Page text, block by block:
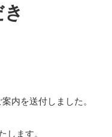
内を送付しました。
します。